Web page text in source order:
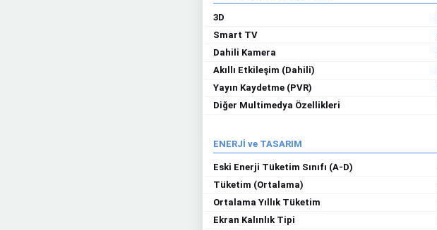
3D
Smart TV
Dahili Kamera
Akıllı Etkileşim (Dahili)
Yayın Kaydetme (PVR)
Diğer Multimedya Özellikleri
ENERJİ ve TASARIM
Eski Enerji Tüketim Sınıfı (A-D)
Tüketim (Ortalama)
Ortalama Yıllık Tüketim
Ekran Kalınlık Tipi